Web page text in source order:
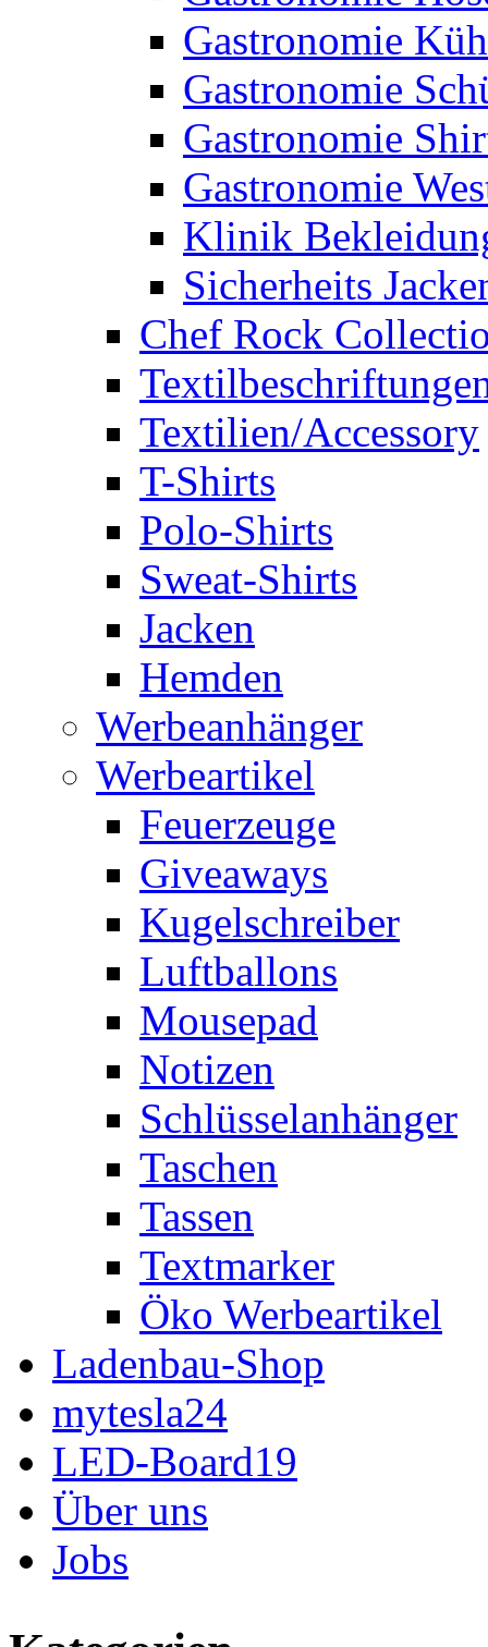
Gastronomie
Gastronomie
Gastronomie
Gastronomie
Klinik
Sicherheits
Chef Rock
Textilien/Accessory
T-Shirts
Polo-Shirts
Sweat-Shirts
Jacken
Hemden
Werbeanhänger
Werbeartikel
Feuerzeuge
Giveaways
Kugelschreiber
Luftballons
Mousepad
Notizen
Schlüsselanhänger
Taschen
Tassen
Textmarker
Öko Werbeartikel
Ladenbau-Shop
mytesla24
LED-Board19
Über uns
Jobs